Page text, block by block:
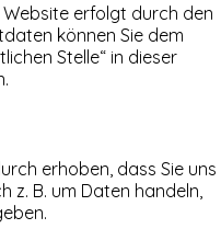
erfolgt durch den
können Sie dem
Stelle“ in dieser
erhoben, dass Sie uns
z. B. um Daten handeln,